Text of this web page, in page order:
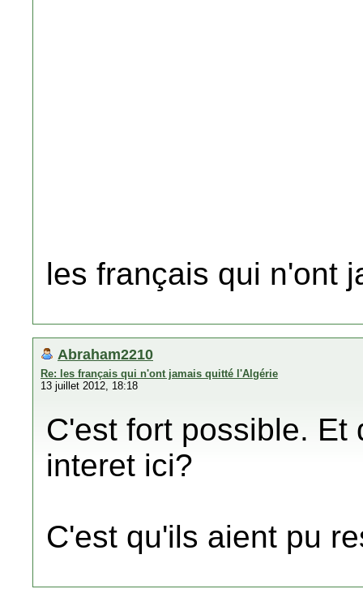
les français qui n'ont
Abraham2210
Re: les français qui n'ont jamais quitté l'Algérie
13 juillet 2012, 18:18
C'est fort possible. Et
interet ici?
C'est qu'ils aient pu